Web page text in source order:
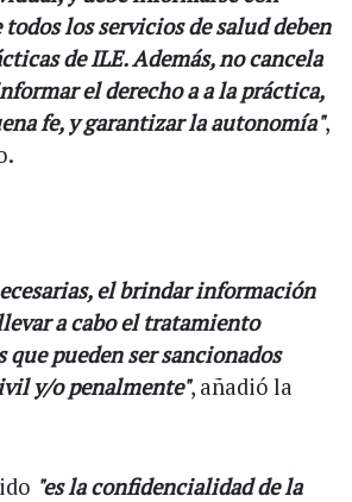
los servicios de salud deben
de ILE. Además, no cancela
el derecho a a la práctica,
fe, y garantizar la autonomía",
el brindar información
a cabo el tratamiento
pueden ser sancionados
y/o penalmente", añadió la
"es la confidencialidad de la